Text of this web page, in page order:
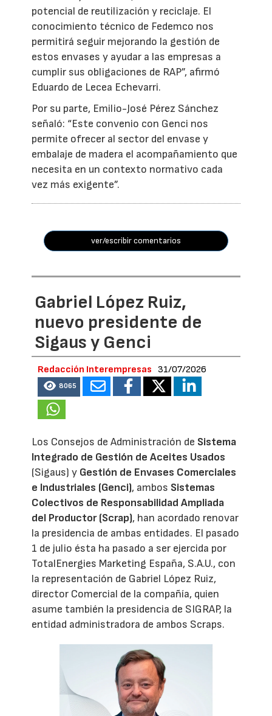
potencial de reutilización y reciclaje. El
conocimiento técnico de Fedemco nos
permitirá seguir mejorando la gestión de
estos envases y ayudar a las empresas a
cumplir sus obligaciones de RAP”, afirmó
Eduardo de Lecea Echevarri.
Por su parte, Emilio-José Pérez Sánchez
señaló: “Este convenio con Genci nos
permite ofrecer al sector del envase y
embalaje de madera el acompañamiento que
necesita en un contexto normativo cada
vez más exigente”.
ver/escribir comentarios
Gabriel López Ruiz,
nuevo presidente de
Sigaus y Genci
Redacción Interempresas 31/07/2026
8065
Los Consejos de Administración de Sistema
Integrado de Gestión de Aceites Usados
(Sigaus) y Gestión de Envases Comerciales
e Industriales (Genci), ambos Sistemas
Colectivos de Responsabilidad Ampliada
del Productor (Scrap), han acordado renovar
la presidencia de ambas entidades. El pasado
1 de julio ésta ha pasado a ser ejercida por
TotalEnergies Marketing España, S.A.U., con
la representación de Gabriel López Ruiz,
director Comercial de la compañía, quien
asume también la presidencia de SIGRAP, la
entidad administradora de ambos Scraps.